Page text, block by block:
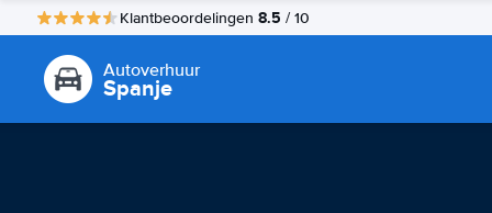
Klantbeoordelingen 8.5 / 10
Autoverhuur
Spanje